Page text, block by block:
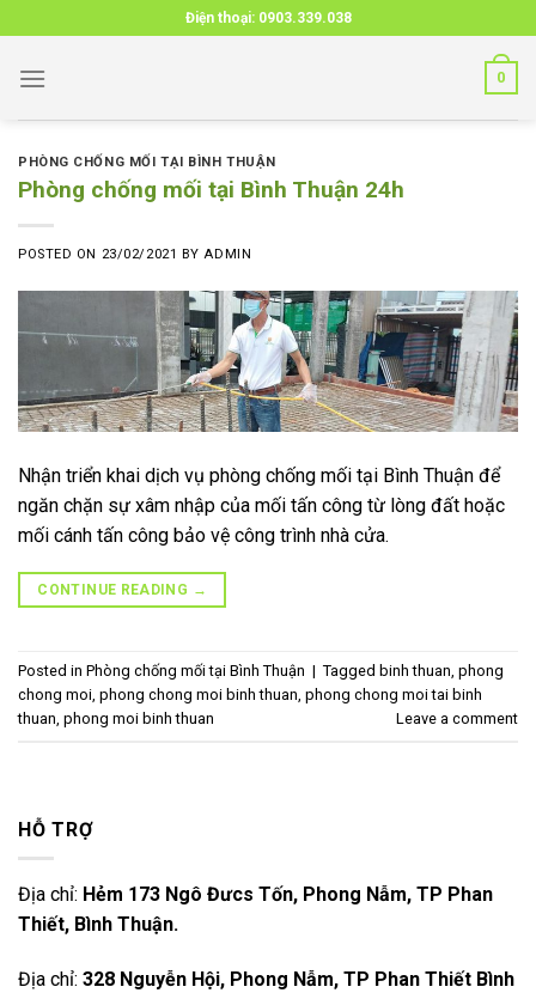
to
content
Điện thoại: 0903.339.038
0
PHÒNG CHỐNG MỐI TẠI BÌNH THUẬN
Phòng chống mối tại Bình Thuận 24h
POSTED ON 23/02/2021 BY ADMIN
Nhận triển khai dịch vụ phòng chống mối tại Bình Thuận để
ngăn chặn sự xâm nhập của mối tấn công từ lòng đất hoặc
mối cánh tấn công bảo vệ công trình nhà cửa.
CONTINUE READING →
Posted in Phòng chống mối tại Bình Thuận | Tagged binh thuan, phong
chong moi, phong chong moi binh thuan, phong chong moi tai binh
thuan, phong moi binh thuan Leave a comment
HỖ TRỢ
Địa chỉ: Hẻm 173 Ngô Đưcs Tốn, Phong Nẫm, TP Phan
Thiết, Bình Thuận.
Địa chỉ: 328 Nguyễn Hội, Phong Nẫm, TP Phan Thiết Bình